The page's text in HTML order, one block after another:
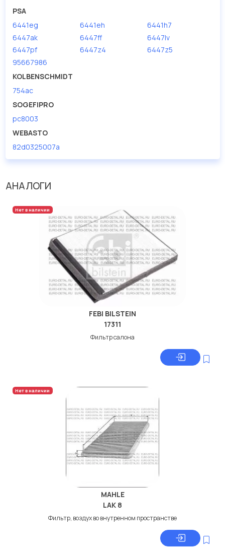
PSA
6441eg
6441eh
6441h7
6447ak
6447ff
6447lv
6447pf
6447z4
6447z5
95667986
KOLBENSCHMIDT
754ac
SOGEFIPRO
pc8003
WEBASTO
82d0325007a
АНАЛОГИ
Нет в наличии
FEBI BILSTEIN
17311
Фильтр салона
Нет в наличии
MAHLE
LAK 8
Фильтр, воздух во внутренном пространстве